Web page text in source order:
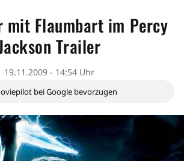
mit Flaumbart im Percy
Trailer
19.11.2009 - 14:54 Uhr
bei Google bevorzugen